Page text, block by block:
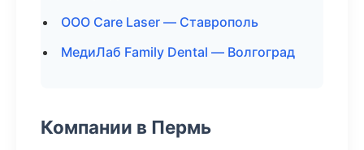
ООО Care Laser — Ставрополь
МедиЛаб Family Dental — Волгоград
Компании в Пермь